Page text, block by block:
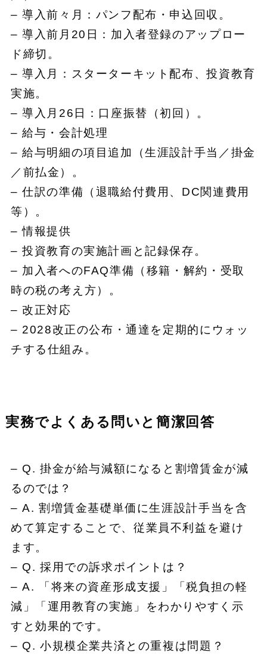
– 導入前々月：パンフ配布・申込回収。
– 導入前月20日：加入者登録のアップロー
ド締切。
– 導入月：スターターキット配布、投資教育
実施。
– 導入月26日：口座振替（初回）。
– 給与・会計処理
– 給与明細の項目追加（生涯設計手当／掛金
／前払金）。
– 仕訳の準備（退職給付費用、DC関連費用
等）。
– 情報提供
– 投資教育の実施計画と記録保存。
– 加入者へのFAQ準備（移籍・解約・受取
時の税の考え方）。
– 改正対応
– 2028改正の公布・通達を定期的にウォッ
チする仕組み。
実務でよくある問いと簡潔回答
– Q. 掛金が給与減額になると割増賃金が減
るのでは？
– A. 割増賃金基礎単価に生涯設計手当を含
めて算定することで、従業員不利益を避け
ます。
– Q. 採用での訴求ポイントは？
– A. 「将来の資産形成支援」「税負担の軽
減」「運用教育の実施」をわかりやすく示
すと効果的です。
– Q. 小規模企業共済との重複は問題？